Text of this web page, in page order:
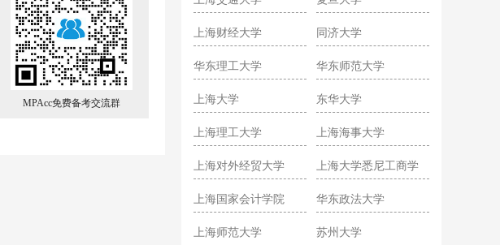
MPAcc免费备考交流群
上海财经大学 同济大学
华东理工大学 华东师范大学
上海大学 东华大学
上海理工大学 上海海事大学
上海对外经贸大学
上海大学悉尼工商学
上海国家会计学院 华东政法大学
上海师范大学 苏州大学